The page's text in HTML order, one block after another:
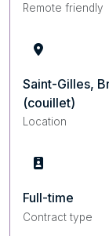
Remote friendly
Saint-Gilles,
(couillet)
Location
Full-time
Contract type